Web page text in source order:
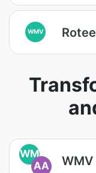
WMV
WM
AA